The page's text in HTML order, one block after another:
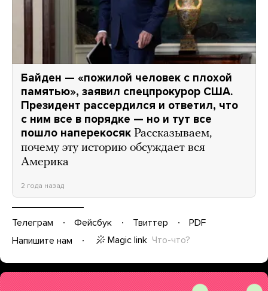
Байден — «пожилой человек с плохой
памятью», заявил спецпрокурор США.
Президент рассердился и ответил, что
с ним все в порядке — но и тут все
пошло наперекосяк Рассказываем,
почему эту историю обсуждает вся
Америка
2 года назад
Телеграм Фейсбук Твиттер
PDF
Напишите нам
Magic link Что-что?